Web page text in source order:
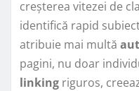
creșterea vitezei de
identifică rapid
atribuie mai multă
pagini, nu doar
linking riguros,